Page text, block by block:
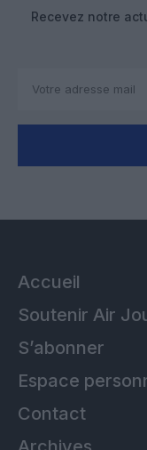
Recevez notre
Accueil
Soutenir Air
S’abonner
Espace
Contact